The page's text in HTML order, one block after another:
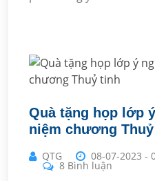
Quà tặng họp lớp
niệm chương
QTG 08-07-2023 -
8 Bình luận